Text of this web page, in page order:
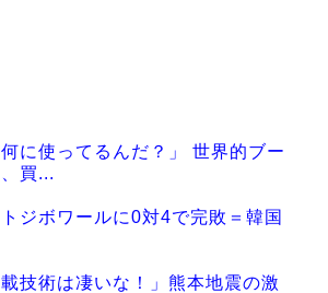
に使ってるんだ？」 世界的ブー
買...
ジボワールに0対4で完敗＝韓国
技術は凄いな！」熊本地震の激